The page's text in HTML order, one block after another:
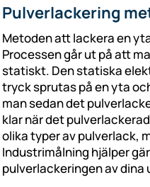
Pulverlackering
Metoden att lackera en
Processen går ut på att
statiskt. Den statiska
tryck sprutas på en yta
man sedan det
klar när det
olika typer av pulverlack,
Industrimålning hjälper
pulverlackeringen av dina